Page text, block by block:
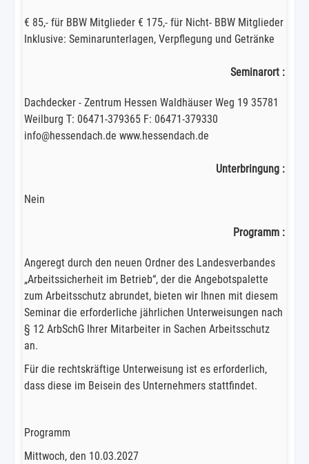
€ 85,- für BBW Mitglieder € 175,- für Nicht- BBW Mitglieder
Inklusive: Seminarunterlagen, Verpflegung und Getränke
Seminarort :
Dachdecker - Zentrum Hessen Waldhäuser Weg 19 35781
Weilburg T: 06471-379365 F: 06471-379330
info@hessendach.de www.hessendach.de
Unterbringung :
Nein
Programm :
Angeregt durch den neuen Ordner des Landesverbandes
„Arbeitssicherheit im Betrieb“, der die Angebotspalette
zum Arbeitsschutz abrundet, bieten wir Ihnen mit diesem
Seminar die erforderliche jährlichen Unterweisungen nach
§ 12 ArbSchG Ihrer Mitarbeiter in Sachen Arbeitsschutz
an.
Für die rechtskräftige Unterweisung ist es erforderlich,
dass diese im Beisein des Unternehmers stattfindet.
Programm
Mittwoch, den 10.03.2027